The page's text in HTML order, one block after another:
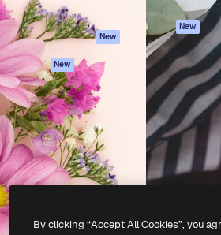
Conteúdo de stock
MCP para
Claude/ChatGPT
New
Agentes New
API
App móvel
Todas as
ferramentas
privacidade
Originais New
Política de
Central de
confiabilidade
Afiliados
Empresas
Todos os direitos reservados.
By clicking “Accept All Cookies”, you